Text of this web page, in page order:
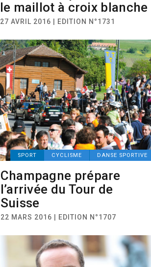
le maillot à croix blanche
27 AVRIL 2016 | EDITION N°1731
SPORT CYCLISME DANSE SPORTIVE
Champagne prépare
l’arrivée du Tour de
Suisse
22 MARS 2016 | EDITION N°1707